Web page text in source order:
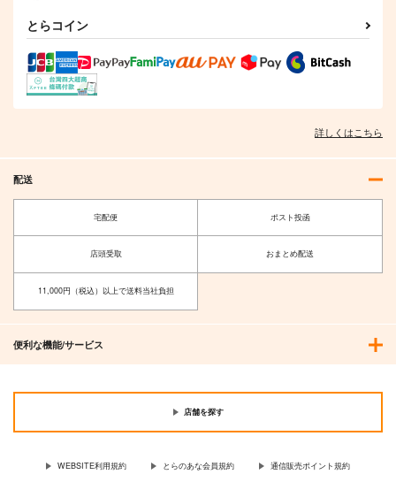
とらコイン
詳しくはこちら
配送
宅配便 ポスト投函
店頭受取 おまとめ配送
11,000円（税込）以上で送料当社負担
便利な機能/サービス
店舗を探す
WEBSITE利用規約 とらのあな会員規約 通信販売ポイント規約